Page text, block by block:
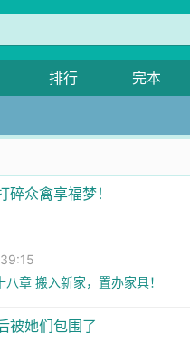
排行 完本
碎众禽享福梦！
八章 搬入新家，置办家具！
被她们包围了